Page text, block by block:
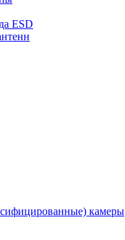
ESD
камеры